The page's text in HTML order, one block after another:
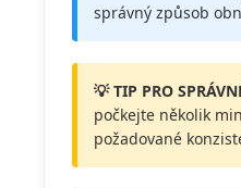
správný způsob
💡 TIP PRO
počkejte několik
požadované